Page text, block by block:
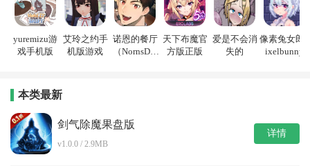
yuremizu游
戏手机版
艾玲之约手
机版游戏
诺恩的餐厅
（NornsDin
天下布魔官
方版正版
爱是不会消
失的
像素兔女郎p
ixelbunny
本类最新
剑气除魔果盘版
v1.0.0 / 2.9MB
详情